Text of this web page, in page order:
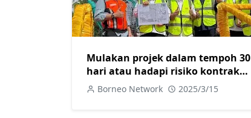
Mulakan projek dalam tempoh 30
hari atau hadapi risiko kontrak
ditamatkan
Borneo Network 2025/3/15